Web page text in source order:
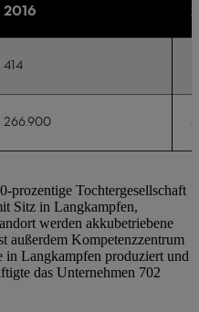
2016
414
266.900
Tochtergesellschaft
Sitz in Langkampfen,
werden akkubetriebene
außerdem Kompetenzzentrum
in Langkampfen produziert und
das Unternehmen 702